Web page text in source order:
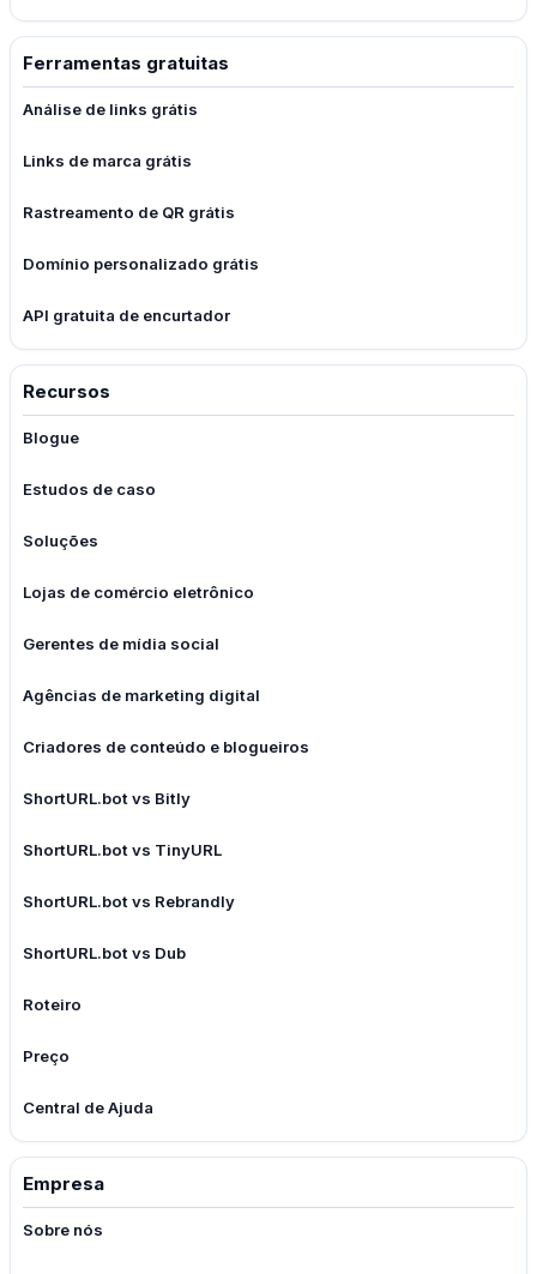
Ferramentas gratuitas
Análise de links grátis
Links de marca grátis
Rastreamento de QR grátis
Domínio personalizado grátis
API gratuita de encurtador
Recursos
Blogue
Estudos de caso
Soluções
Lojas de comércio eletrônico
Gerentes de mídia social
Agências de marketing digital
Criadores de conteúdo e blogueiros
ShortURL.bot vs Bitly
ShortURL.bot vs TinyURL
ShortURL.bot vs Rebrandly
ShortURL.bot vs Dub
Roteiro
Preço
Central de Ajuda
Empresa
Sobre nós